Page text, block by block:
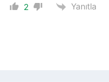
2 Yanıtla